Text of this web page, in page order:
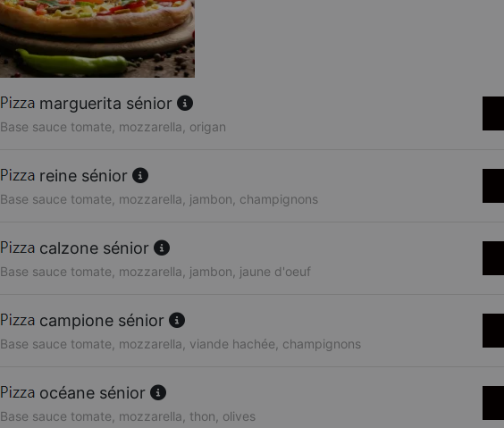
marguerita sénior
Base sauce tomate, mozzarella, origan
reine sénior
Base sauce tomate, mozzarella, jambon, champignons
calzone sénior
Base sauce tomate, mozzarella, jambon, jaune d'oeuf
campione sénior
Base sauce tomate, mozzarella, viande hachée, champignons
océane sénior
Base sauce tomate, mozzarella, thon, olives